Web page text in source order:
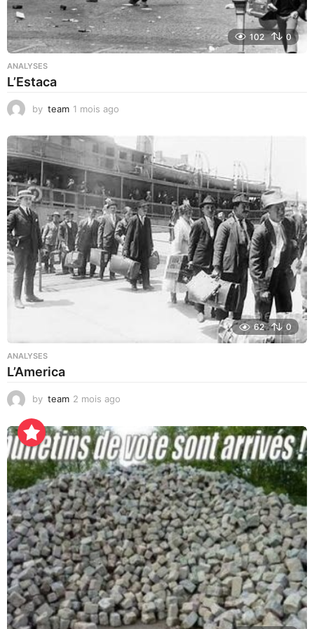
102 0
ANALYSES
L’Estaca
by team 1 mois ago
i
s
a
o
62 0
ANALYSES
L’America
by team 2 mois ago
u
r
e
s
a
g
o